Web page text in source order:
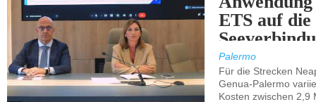
ETS auf die
Palermo
Für die Strecken
Genua-Palermo
Kosten zwischen 2,9